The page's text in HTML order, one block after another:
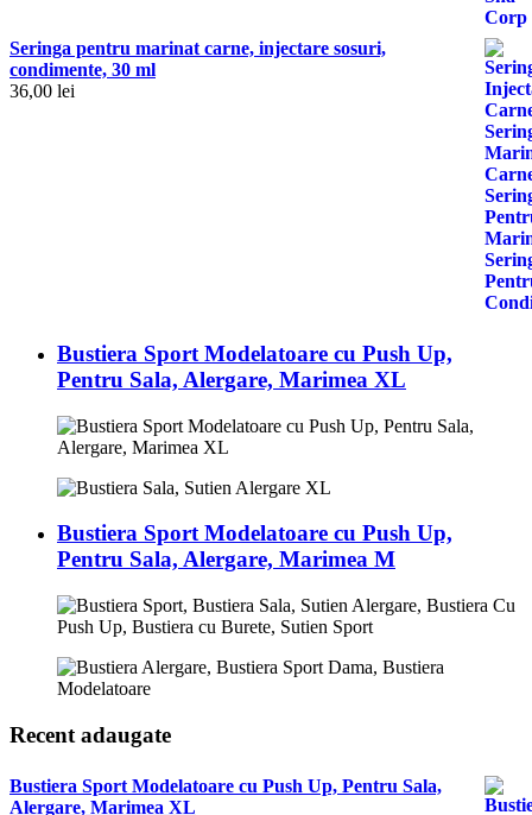
Seringa pentru marinat carne, injectare sosuri,
condimente, 30 ml
36,00 lei
Bustiera Sport Modelatoare cu Push Up,
Pentru Sala, Alergare, Marimea XL
Bustiera Sport Modelatoare cu Push Up,
Pentru Sala, Alergare, Marimea M
Recent adaugate
Bustiera Sport Modelatoare cu Push Up, Pentru Sala,
Alergare, Marimea XL